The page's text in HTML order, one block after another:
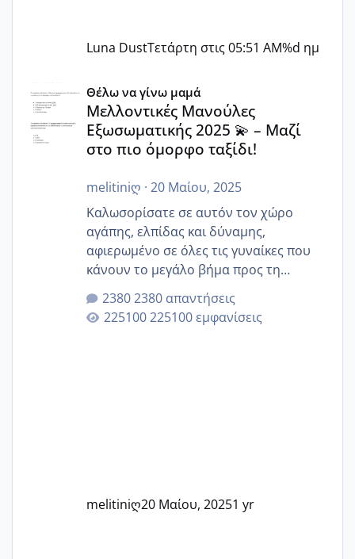
Luna DustΤετάρτη στις 05:51 AM%d ημ
Μελλοντικές Μανούλες Εξωσωματικής 2025 💫 – Μαζί
Θέλω να γίνω μαμά
Μελλοντικές Μανούλες
Εξωσωματικής 2025 💫 – Μαζί
στο πιο όμορφο ταξίδι!
melitiniღ · 20 Μαίου, 2025
Καλωσορίσατε σε αυτόν τον χώρο
αγάπης, ελπίδας και δύναμης,
αφιερωμένο σε όλες τις γυναίκες που
κάνουν το μεγάλο βήμα προς τη
μητρότητα μέσω εξωσωματικής το 2025.
Εδώ θα μοιραστούμε αγωνίες, χαρές,
εμπειρίες και κάθε μικρή ή μεγάλη
2380 απαντήσεις
225100 εμφανίσεις
melitiniღ20 Μαίου, 20251 yr